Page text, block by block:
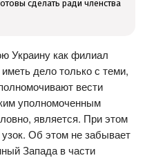
сделать ради членства
Украину как филиал
дело только с теми,
вести
уполномоченным
является. При этом
узок. Об этом не забывает
Запада в части